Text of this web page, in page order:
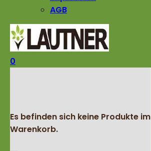
AGB
0
Es befinden sich keine Produkte im
Warenkorb.